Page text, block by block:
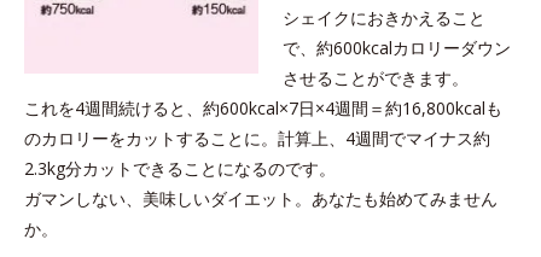
シェイクにおきかえること
で、約600kcalカロリーダウン
させることができます。
これを4週間続けると、約600kcal×7日×4週間＝約16,800kcalも
のカロリーをカットすることに。計算上、4週間でマイナス約
2.3kg分カットできることになるのです。
ガマンしない、美味しいダイエット。あなたも始めてみません
か。